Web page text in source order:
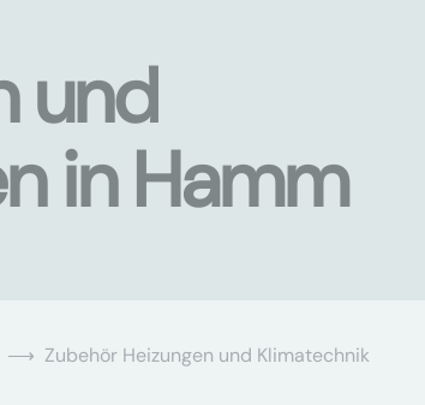
und
in Hamm
Zubehör Heizungen und Klimatechnik